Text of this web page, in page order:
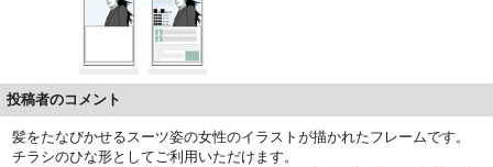
投稿者のコメント
髪をたなびかせるスーツ姿の女性のイラストが描かれたフレームです。
チラシのひな形としてご利用いただけます。